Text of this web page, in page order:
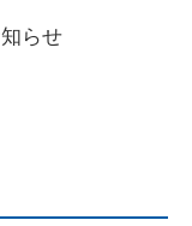
らせ